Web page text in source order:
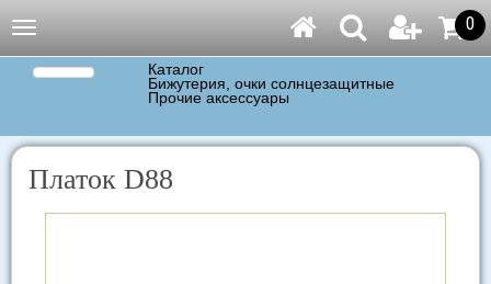
Навигация 0
Каталог
Бижутерия, очки солнцезащитные
Прочие аксессуары
Платок D88